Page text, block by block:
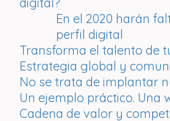
En el 2020 harán
perfil digital
Transforma el talento de
Estrategia global y
No se trata de implantar
Un ejemplo práctico. Una
Cadena de valor y